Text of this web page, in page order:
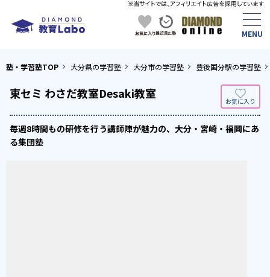
塾・学習塾TOP 大分県の学習塾 大分市の学習塾 豊後国分駅の学習塾
東セミ わさだ教室Desaki教室
毎週8時間もの研修を行う講師陣が魅力の、大分・宮崎・福岡にあ
る集団塾